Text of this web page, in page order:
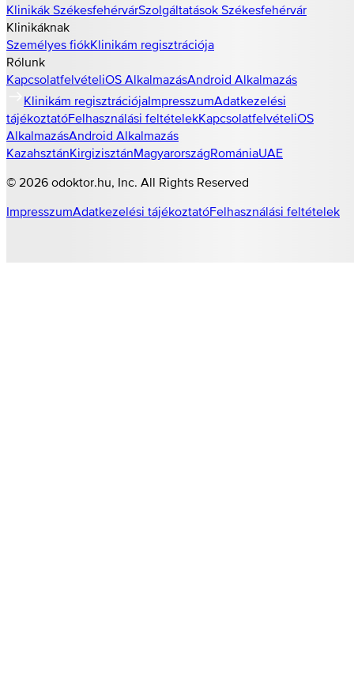
Klinikák SzékesfehérvárSzolgáltatások Székesfehérvár
Klinikáknak
Személyes fiókKlinikám regisztrációja
Rólunk
KapcsolatfelvételiOS AlkalmazásAndroid Alkalmazás
Klinikám regisztrációjaImpresszumAdatkezelési
tájékoztatóFelhasználási feltételekKapcsolatfelvételiOS
AlkalmazásAndroid Alkalmazás
KazahsztánKirgizisztánMagyarországRomániaUAE
© 2026 odoktor.hu , Inc. All Rights Reserved
ImpresszumAdatkezelési tájékoztatóFelhasználási feltételek